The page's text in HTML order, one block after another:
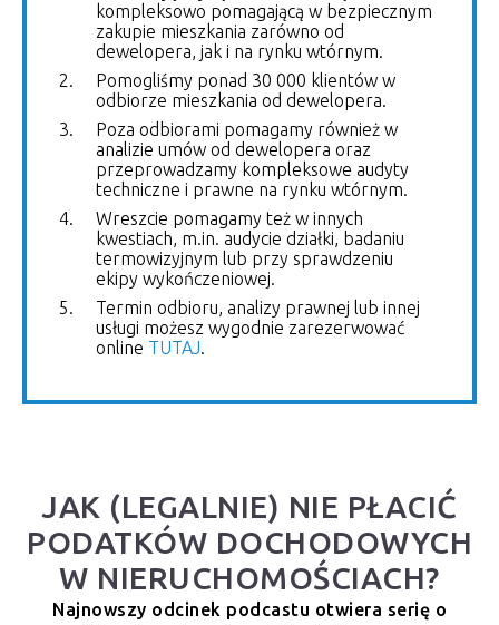
kompleksowo pomagającą w bezpiecznym
zakupie mieszkania zarówno od
dewelopera, jak i na rynku wtórnym.
Pomogliśmy ponad 30 000 klientów w
odbiorze mieszkania od dewelopera.
Poza odbiorami pomagamy również w
analizie umów od dewelopera oraz
przeprowadzamy kompleksowe audyty
techniczne i prawne na rynku wtórnym.
Wreszcie pomagamy też w innych
kwestiach, m.in. audycie działki, badaniu
termowizyjnym lub przy sprawdzeniu
ekipy wykończeniowej.
Termin odbioru, analizy prawnej lub innej
usługi możesz wygodnie zarezerwować
online TUTAJ
JAK (LEGALNIE) NIE PŁACIĆ
PODATKÓW DOCHODOWYCH
W NIERUCHOMOŚCIACH?
Najnowszy odcinek podcastu otwiera serię o